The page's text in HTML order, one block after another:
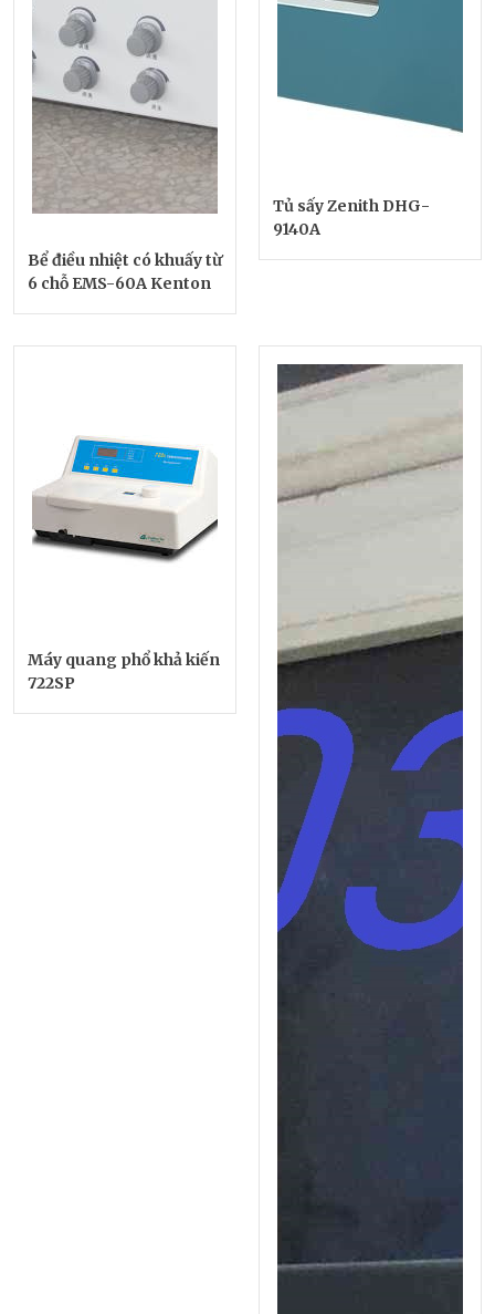
Bể điều nhiệt có khuấy từ
6 chỗ EMS-60A Kenton
Tủ sấy Zenith DHG-
9140A
Máy quang phổ khả kiến
722SP